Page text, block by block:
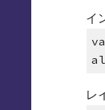
イ
レ